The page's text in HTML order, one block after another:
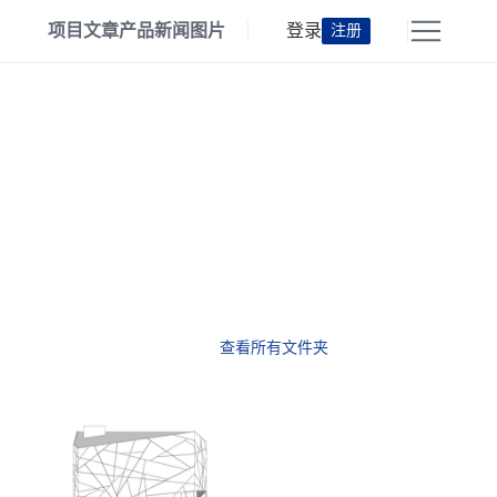
项目文章产品新闻 图片 登录 注册
查看所有文件夹